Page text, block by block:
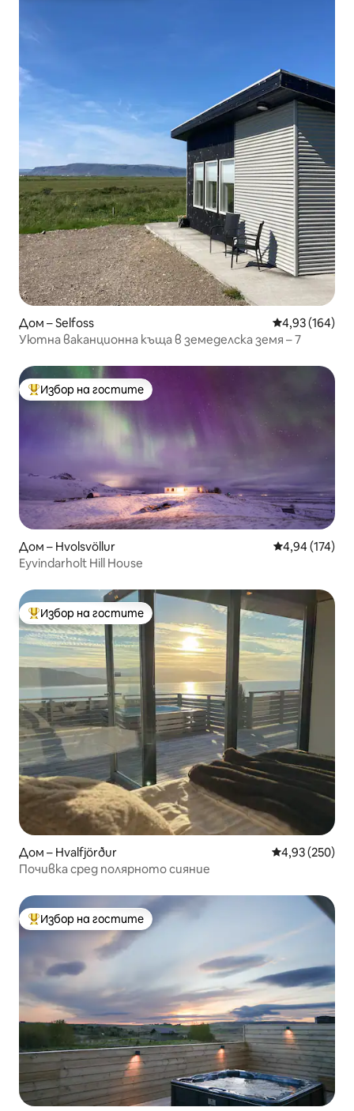
Дом – Selfoss Средна
4,93 (164)
Уютна ваканционна къща в земеделска земя – 7
Най-популярен избор на гостите
Избор на гостите
Дом – Hvolsvöllur Средна
4,94 (174)
Eyvindarholt Hill House
Най-популярен избор на гостите
Избор на гостите
Дом – Hvalfjörður Средна
4,93 (250)
Почивка сред полярното сияние
Най-популярен избор на гостите
Избор на гостите